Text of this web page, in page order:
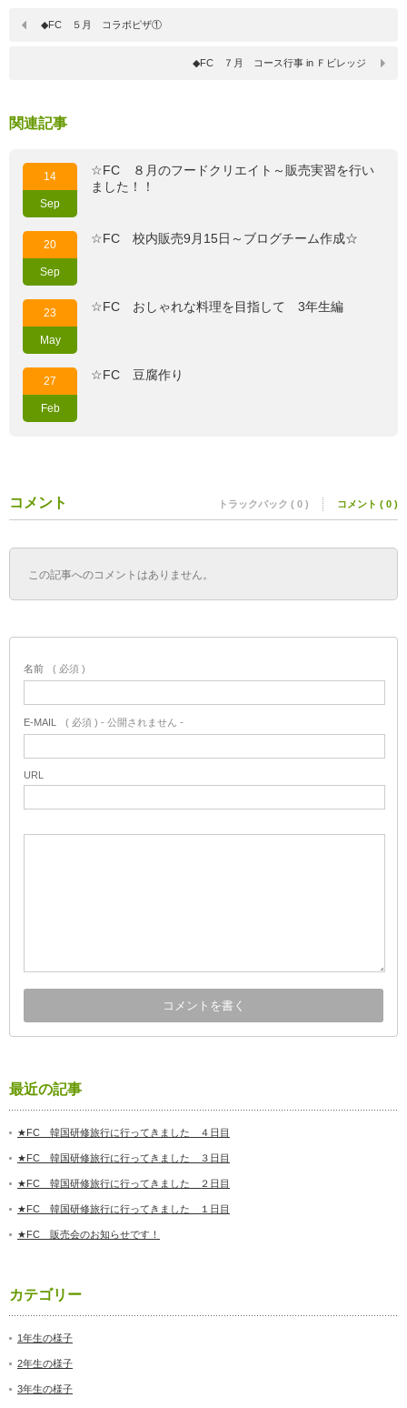
◆FC ５月 コラボピザ①
◆FC ７月 コース行事 in Ｆビレッジ
関連記事
14
Sep
☆FC ８月のフードクリエイト～販売実習を行い
ました！！
20
Sep
☆FC 校内販売9月15日～ブログチーム作成☆
23
May
☆FC おしゃれな料理を目指して 3年生編
27
Feb
☆FC 豆腐作り
コメント トラックバック ( 0 ) コメント ( 0 )
この記事へのコメントはありません。
名前 ( 必須 )
E-MAIL ( 必須 ) - 公開されません -
URL
最近の記事
★FC 韓国研修旅行に行ってきました ４日目
★FC 韓国研修旅行に行ってきました ３日目
★FC 韓国研修旅行に行ってきました ２日目
★FC 韓国研修旅行に行ってきました １日目
★FC 販売会のお知らせです！
カテゴリー
1年生の様子
2年生の様子
3年生の様子